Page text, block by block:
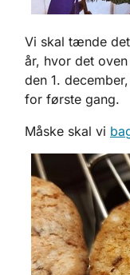
Vi skal tænde
år, hvor det
den 1.
for første gang.
Måske skal vi